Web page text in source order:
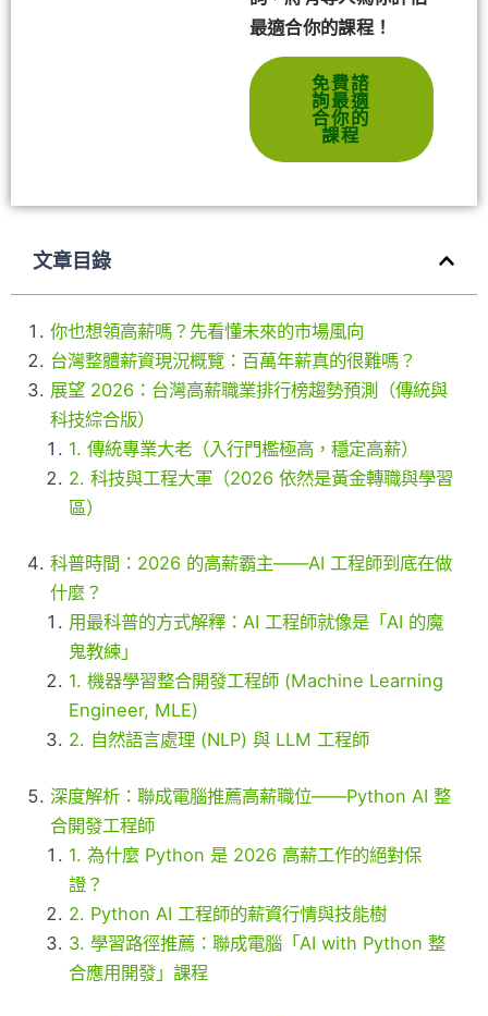
最適合你的課程！
免費諮
詢最適
合你的
課程
文章目錄
你也想領高薪嗎？先看懂未來的市場風向
台灣整體薪資現況概覽：百萬年薪真的很難嗎？
展望 2026：台灣高薪職業排行榜趨勢預測（傳統與
科技綜合版）
1. 傳統專業大老（入行門檻極高，穩定高薪）
2. 科技與工程大軍（2026 依然是黃金轉職與學習
區）
科普時間：2026 的高薪霸主——AI 工程師到底在做
什麼？
用最科普的方式解釋：AI 工程師就像是「AI 的魔
鬼教練」
1. 機器學習整合開發工程師 (Machine Learning
Engineer, MLE)
2. 自然語言處理 (NLP) 與 LLM 工程師
深度解析：聯成電腦推薦高薪職位——Python AI 整
合開發工程師
1. 為什麼 Python 是 2026 高薪工作的絕對保
證？
2. Python AI 工程師的薪資行情與技能樹
3. 學習路徑推薦：聯成電腦「AI with Python 整
合應用開發」課程